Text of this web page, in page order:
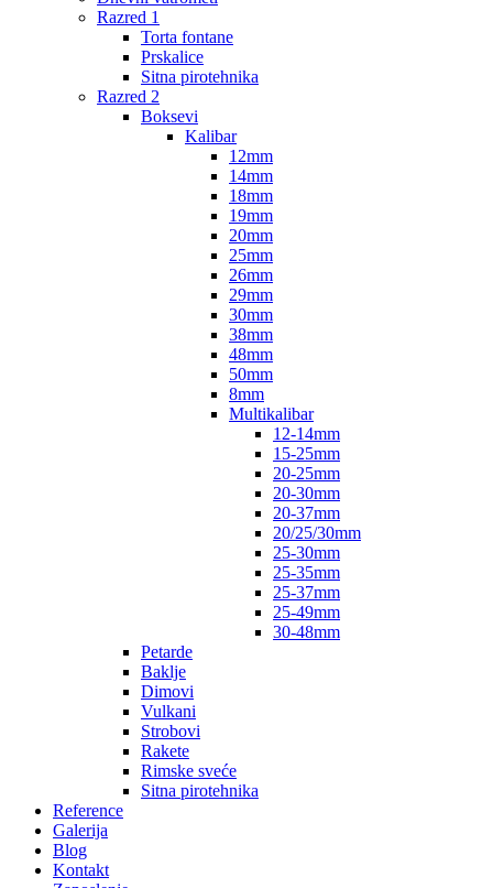
Razred 1
Torta fontane
Prskalice
Sitna pirotehnika
Razred 2
Boksevi
Kalibar
12mm
14mm
18mm
19mm
20mm
25mm
26mm
29mm
30mm
38mm
48mm
50mm
8mm
Multikalibar
12-14mm
15-25mm
20-25mm
20-30mm
20-37mm
20/25/30mm
25-30mm
25-35mm
25-37mm
25-49mm
30-48mm
Petarde
Baklje
Dimovi
Vulkani
Strobovi
Rakete
Rimske sveće
Sitna pirotehnika
Reference
Galerija
Blog
Kontakt